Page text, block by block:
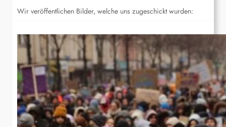
Wir veröffentlichen Bilder, welche uns zugeschickt wurden: